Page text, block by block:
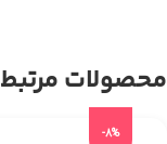
محصولات مرتبط
-8%